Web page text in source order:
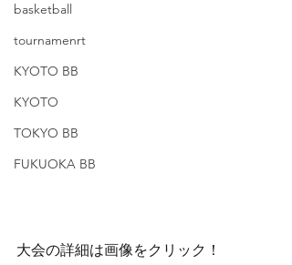
basketball
tournamenrt
KYOTO BB
KYOTO
TOKYO BB
FUKUOKA BB
大会の詳細は画像をクリック！